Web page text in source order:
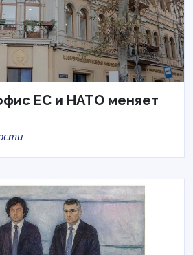
ЕС и НАТО меняет